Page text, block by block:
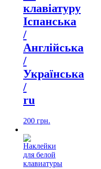
клавіатуру
Іспанська
/
Англійська
/
Українська
/
ru
200 грн.